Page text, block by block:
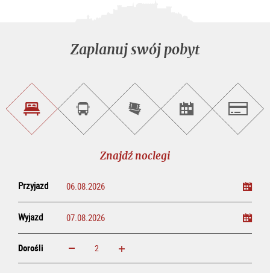
Zaplanuj swój pobyt
Znajdź
noclegi
Rezerwacja
wycieczek
Kup
bilety
on-
Szukaj
imprez
Znajdź noclegi
Przyjazd
Wyjazd
Dorośli powiększ zmniejsz